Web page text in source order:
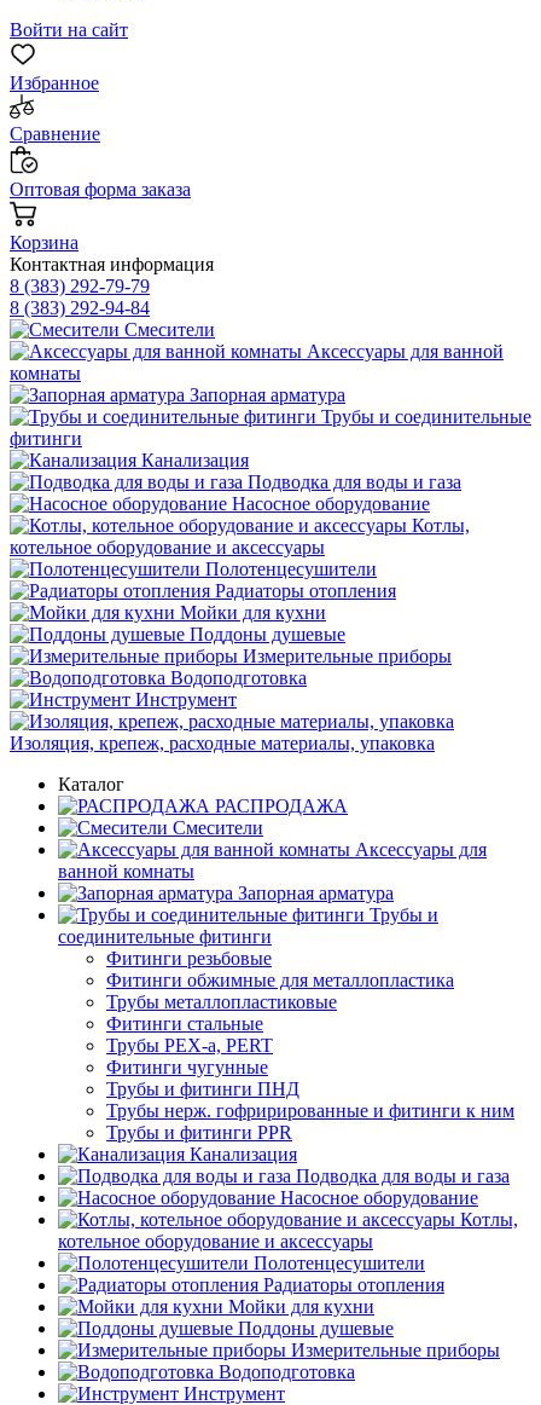
Войти на сайт
Избранное
Сравнение
Оптовая форма заказа
Корзина
Контактная информация
8 (383) 292-79-79
8 (383) 292-94-84
Смесители
Аксессуары для ванной
комнаты
Запорная арматура
Трубы и соединительные
фитинги
Канализация
Подводка для воды и газа
Насосное оборудование
Котлы,
котельное оборудование и аксессуары
Полотенцесушители
Радиаторы отопления
Мойки для кухни
Поддоны душевые
Измерительные приборы
Водоподготовка
Инструмент
Изоляция, крепеж, расходные материалы, упаковка
Каталог
РАСПРОДАЖА
Смесители
Аксессуары для
ванной комнаты
Запорная арматура
Трубы и
соединительные фитинги
Фитинги резьбовые
Фитинги обжимные для металлопластика
Трубы металлопластиковые
Фитинги стальные
Трубы PEX-a, PERT
Фитинги чугунные
Трубы и фитинги ПНД
Трубы нерж. гофрирированные и фитинги к ним
Трубы и фитинги PPR
Канализация
Подводка для воды и газа
Насосное оборудование
Котлы,
котельное оборудование и аксессуары
Полотенцесушители
Радиаторы отопления
Мойки для кухни
Поддоны душевые
Измерительные приборы
Водоподготовка
Инструмент